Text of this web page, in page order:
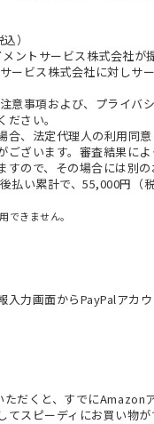
）
ントサービス株式会社が
ービス株式会社に対しサ
注意事項および、 プライバ
さい。
合、法定代理人の利用同意
ございます。審査結果に
すので、その場合には別の
払い累計で、55,000円（税
できません。
入力画面からPayPalアカ
だくと、すでにAmazon
てスピーディにお買い物が